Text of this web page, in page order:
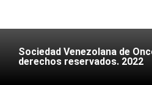
Sociedad Venezolana de
derechos reservados. 2022